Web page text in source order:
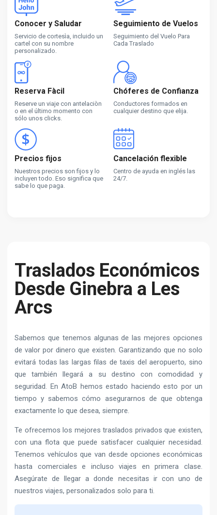
Conocer y Saludar
Servicio de cortesìa, incluido un
cartel con su nombre
personalizado.
Seguimiento de Vuelos
Seguimiento del Vuelo Para
Cada Traslado
Reserva Fàcil
Reserve un viaje con antelaciòn
o en el último momento con
sólo unos clicks.
Chóferes de Confianza
Conductores formados en
cualquier destino que elija.
Precios fijos
Nuestros precios son fijos y lo
incluyen todo. Eso significa que
sabe lo que paga.
Cancelación flexible
Centro de ayuda en inglés las
24/7.
Traslados Económicos
Desde Ginebra a Les
Arcs
Sabemos que tenemos algunas de las mejores opciones
de valor por dinero que existen. Garantizando que no solo
evitará todas las largas filas de taxis del aeropuerto, sino
que también llegará a su destino con comodidad y
seguridad. En AtoB hemos estado haciendo esto por un
tiempo y sabemos cómo asegurarnos de que obtenga
exactamente lo que desea, siempre.
Te ofrecemos los mejores traslados privados que existen,
con una flota que puede satisfacer cualquier necesidad.
Tenemos vehículos que van desde opciones económicas
hasta comerciales e incluso viajes en primera clase.
Asegúrate de llegar a donde necesitas ir con uno de
nuestros viajes, personalizados solo para ti.